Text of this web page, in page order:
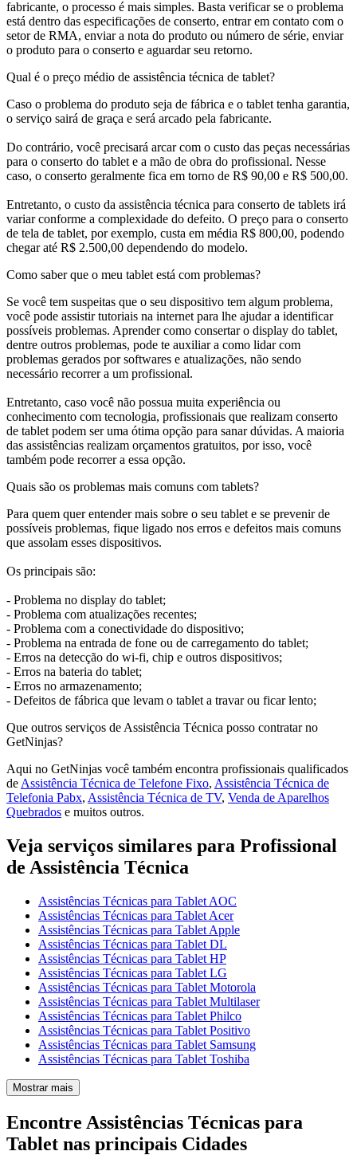
fabricante, o processo é mais simples. Basta verificar se o problema
está dentro das especificações de conserto, entrar em contato com o
setor de RMA, enviar a nota do produto ou número de série, enviar
o produto para o conserto e aguardar seu retorno.
Qual é o preço médio de assistência técnica de tablet?
Caso o problema do produto seja de fábrica e o tablet tenha garantia,
o serviço sairá de graça e será arcado pela fabricante.
Do contrário, você precisará arcar com o custo das peças necessárias
para o conserto do tablet e a mão de obra do profissional. Nesse
caso, o conserto geralmente fica em torno de R$ 90,00 e R$ 500,00.
Entretanto, o custo da assistência técnica para conserto de tablets irá
variar conforme a complexidade do defeito. O preço para o conserto
de tela de tablet, por exemplo, custa em média R$ 800,00, podendo
chegar até R$ 2.500,00 dependendo do modelo.
Como saber que o meu tablet está com problemas?
Se você tem suspeitas que o seu dispositivo tem algum problema,
você pode assistir tutoriais na internet para lhe ajudar a identificar
possíveis problemas. Aprender como consertar o display do tablet,
dentre outros problemas, pode te auxiliar a como lidar com
problemas gerados por softwares e atualizações, não sendo
necessário recorrer a um profissional.
Entretanto, caso você não possua muita experiência ou
conhecimento com tecnologia, profissionais que realizam conserto
de tablet podem ser uma ótima opção para sanar dúvidas. A maioria
das assistências realizam orçamentos gratuitos, por isso, você
também pode recorrer a essa opção.
Quais são os problemas mais comuns com tablets?
Para quem quer entender mais sobre o seu tablet e se prevenir de
possíveis problemas, fique ligado nos erros e defeitos mais comuns
que assolam esses dispositivos.
Os principais são:
- Problema no display do tablet;
- Problema com atualizações recentes;
- Problema com a conectividade do dispositivo;
- Problema na entrada de fone ou de carregamento do tablet;
- Erros na detecção do wi-fi, chip e outros dispositivos;
- Erros na bateria do tablet;
- Erros no armazenamento;
- Defeitos de fábrica que levam o tablet a travar ou ficar lento;
Que outros serviços de Assistência Técnica posso contratar no
GetNinjas?
Aqui no GetNinjas você também encontra profissionais qualificados
de Assistência Técnica de Telefone Fixo, Assistência Técnica de
Telefonia Pabx, Assistência Técnica de TV, Venda de Aparelhos
Quebrados e muitos outros.
Veja serviços similares para Profissional
de Assistência Técnica
Assistências Técnicas para Tablet AOC
Assistências Técnicas para Tablet Acer
Assistências Técnicas para Tablet Apple
Assistências Técnicas para Tablet DL
Assistências Técnicas para Tablet HP
Assistências Técnicas para Tablet LG
Assistências Técnicas para Tablet Motorola
Assistências Técnicas para Tablet Multilaser
Assistências Técnicas para Tablet Philco
Assistências Técnicas para Tablet Positivo
Assistências Técnicas para Tablet Samsung
Assistências Técnicas para Tablet Toshiba
Mostrar mais
Encontre Assistências Técnicas para
Tablet nas principais Cidades